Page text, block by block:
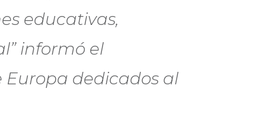
educativas,
informó el
Europa dedicados al